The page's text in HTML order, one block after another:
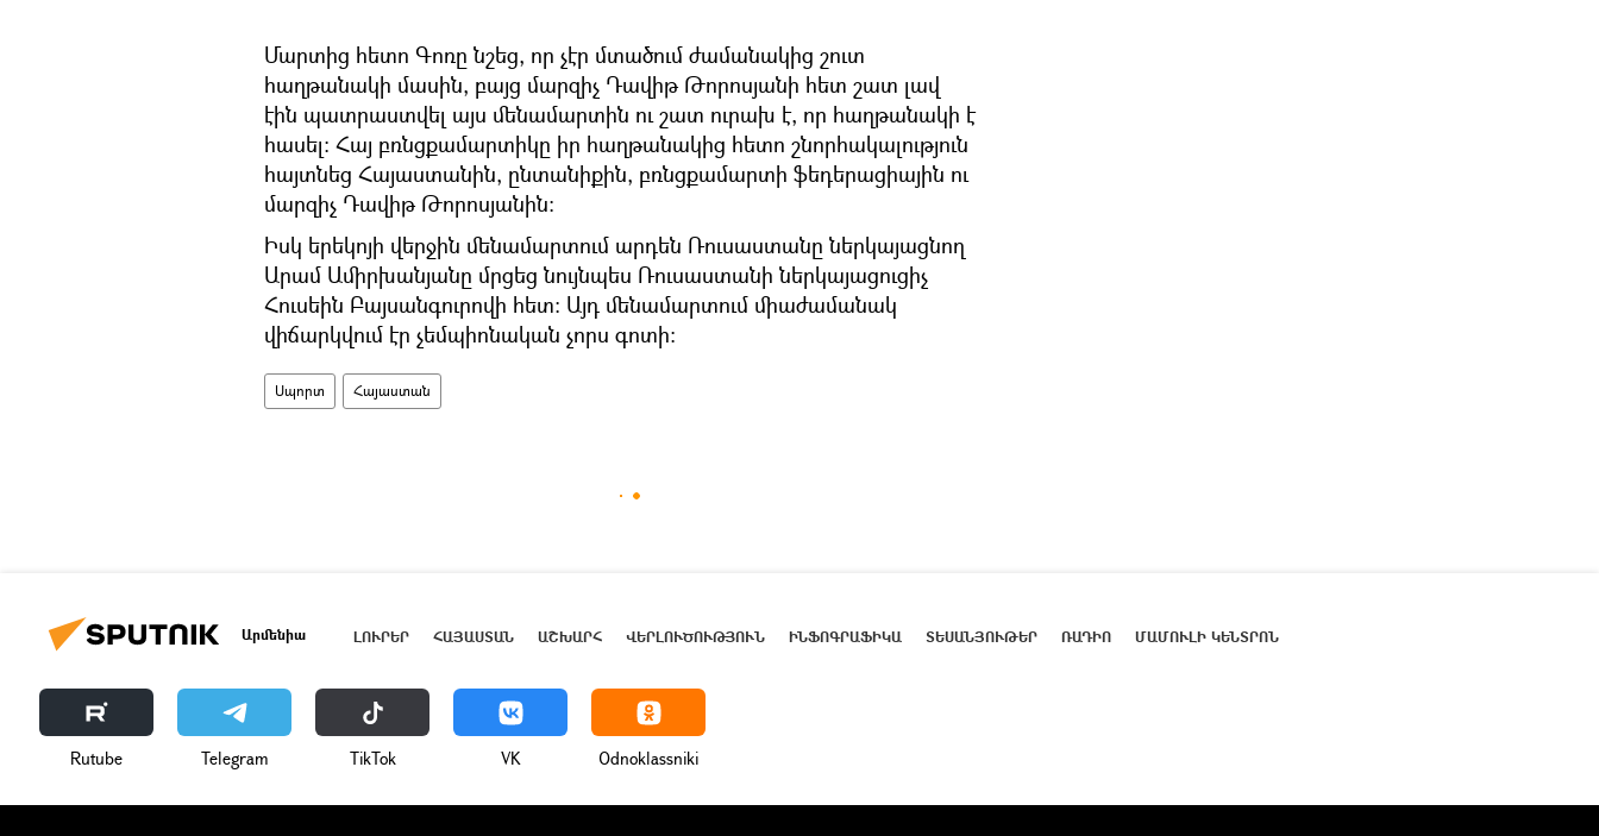
Մարտից հետո Գոռը նշեց, որ չէր մտածում ժամանակից շուտ
հաղթանակի մասին, բայց մարզիչ Դավիթ Թորոսյանի հետ շատ լավ
էին պատրաստվել այս մենամարտին ու շատ ուրախ է, որ հաղթանակի է
հասել: Հայ բռնցքամարտիկը իր հաղթանակից հետո շնորհակալություն
հայտնեց Հայաստանին, ընտանիքին, բռնցքամարտի ֆեդերացիային ու
մարզիչ Դավիթ Թորոսյանին:
Իսկ երեկոյի վերջին մենամարտում արդեն Ռուսաստանը ներկայացնող
Արամ Ամիրխանյանը մրցեց նույնպես Ռուսաստանի ներկայացուցիչ
Հուսեին Բայսանգուրովի հետ: Այդ մենամարտում միաժամանակ
վիճարկվում էր չեմպիոնական չորս գոտի:
Սպորտ Հայաստան
Արմենիա ԼՈՒՐԵՐ ՀԱՅԱՍՏԱՆ ԱՇԽԱՐՀ ՎԵՐԼՈՒԾՈՒԹՅՈՒՆ ԻՆՖՈԳՐԱՖԻԿԱ ՏԵՍԱՆՅՈՒԹԵՐ ՌԱԴԻՈ ՄԱՄՈՒԼԻ ԿԵՆՏՐՈՆ
Rutube Telegram ТikТоk VK Odnoklassniki